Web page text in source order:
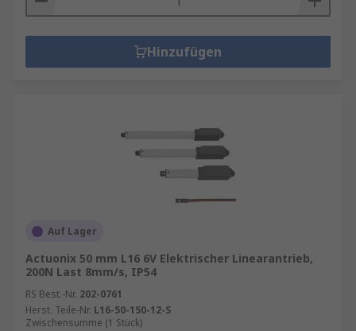
Hinzufügen
Auf Lager
Actuonix 50 mm L16 6V Elektrischer Linearantrieb,
200N Last 8mm/s, IP54
RS Best.-Nr. 202-0761
Herst. Teile-Nr. L16-50-150-12-S
Zwischensumme (1 Stück)